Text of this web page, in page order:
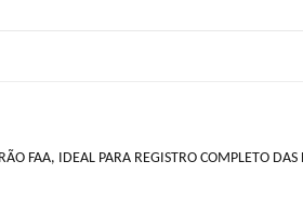
FAA, IDEAL PARA REGISTRO COMPLETO